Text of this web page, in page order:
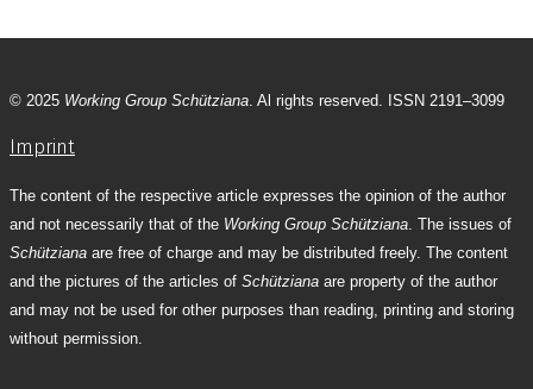
© 2025 Working Group Schütziana. Al rights reserved. ISSN 2191–3099
Imprint
The content of the respective article expresses the opinion of the author
and not necessarily that of the Working Group Schütziana. The issues of
Schütziana are free of charge and may be distributed freely. The content
and the pictures of the articles of Schütziana are property of the author
and may not be used for other purposes than reading, printing and storing
without permission.